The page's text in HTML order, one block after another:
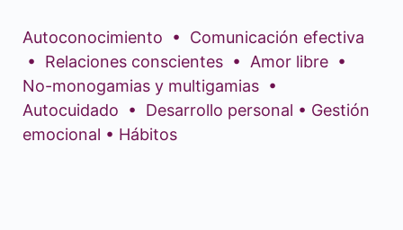
Autoconocimiento • Comunicación efectiva
• Relaciones conscientes • Amor libre •
No-monogamias y multigamias •
Autocuidado • Desarrollo personal • Gestión
emocional • Hábitos